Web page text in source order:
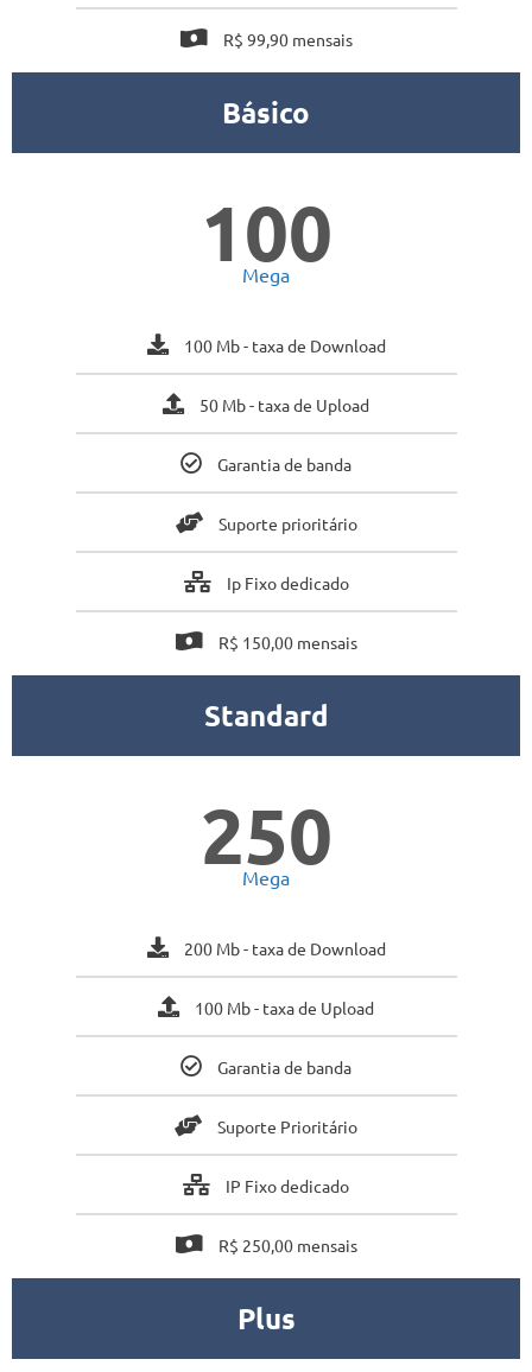
R$ 99,90 mensais
Básico
100
Mega
100 Mb - taxa de Download
50 Mb - taxa de Upload
Garantia de banda
Suporte prioritário
Ip Fixo dedicado
R$ 150,00 mensais
Standard
250
Mega
200 Mb - taxa de Download
100 Mb - taxa de Upload
Garantia de banda
Suporte Prioritário
IP Fixo dedicado
R$ 250,00 mensais
Plus